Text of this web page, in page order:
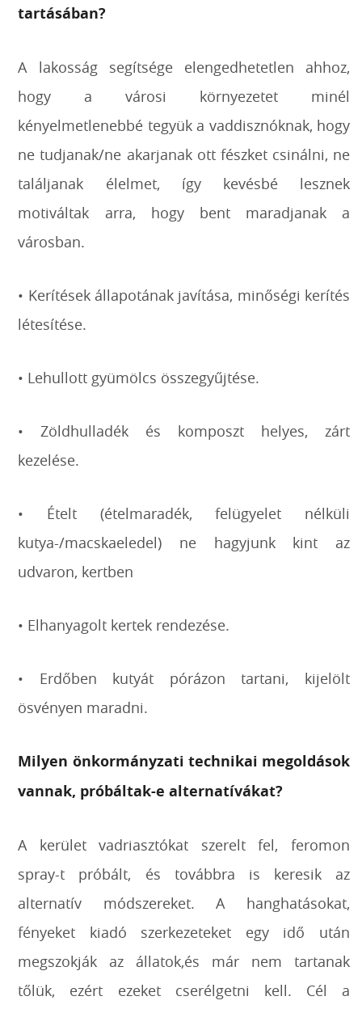
tartásában?
A lakosság segítsége elengedhetetlen ahhoz,
hogy a városi környezetet minél
kényelmetlenebbé tegyük a vaddisznóknak, hogy
ne tudjanak/ne akarjanak ott fészket csinálni, ne
találjanak élelmet, így kevésbé lesznek
motiváltak arra, hogy bent maradjanak a
városban.
• Kerítések állapotának javítása, minőségi kerítés
létesítése.
• Lehullott gyümölcs összegyűjtése.
• Zöldhulladék és komposzt helyes, zárt
kezelése.
• Ételt (ételmaradék, felügyelet nélküli
kutya-/macskaeledel) ne hagyjunk kint az
udvaron, kertben
• Elhanyagolt kertek rendezése.
• Erdőben kutyát pórázon tartani, kijelölt
ösvényen maradni.
Milyen önkormányzati technikai megoldások
vannak, próbáltak-e alternatívákat?
A kerület vadriasztókat szerelt fel, feromon
spray-t próbált, és továbbra is keresik az
alternatív módszereket. A hanghatásokat,
fényeket kiadó szerkezeteket egy idő után
megszokják az állatok,és már nem tartanak
tőlük, ezért ezeket cserélgetni kell. Cél a